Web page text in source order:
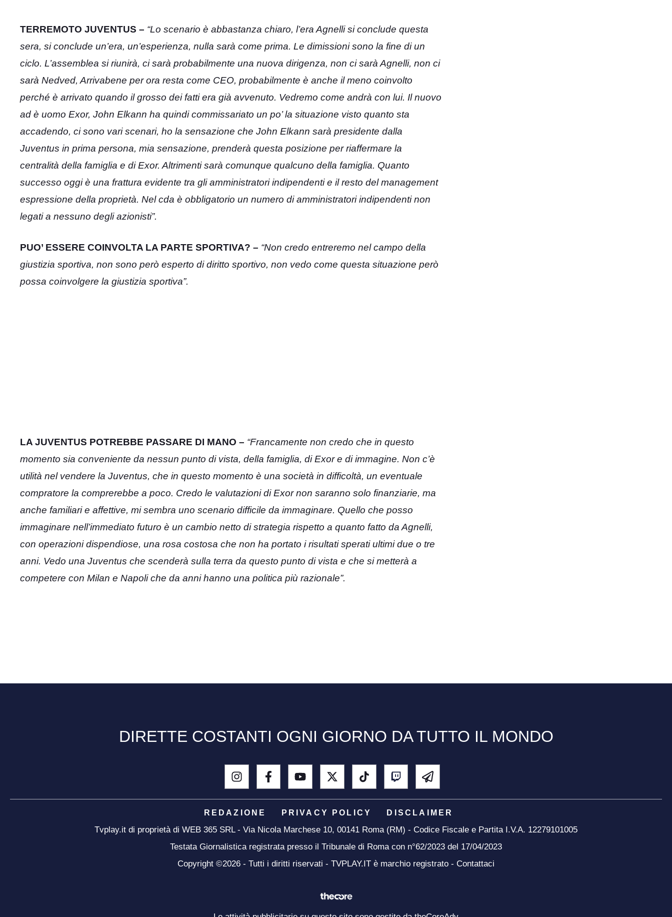
TERREMOTO JUVENTUS – “Lo scenario è abbastanza chiaro, l’era Agnelli si conclude questa
sera, si conclude un’era, un’esperienza, nulla sarà come prima. Le dimissioni sono la fine di un
ciclo. L’assemblea si riunirà, ci sarà probabilmente una nuova dirigenza, non ci sarà Agnelli, non ci
sarà Nedved, Arrivabene per ora resta come CEO, probabilmente è anche il meno coinvolto
perché è arrivato quando il grosso dei fatti era già avvenuto. Vedremo come andrà con lui. Il nuovo
ad è uomo Exor, John Elkann ha quindi commissariato un po’ la situazione visto quanto sta
accadendo, ci sono vari scenari, ho la sensazione che John Elkann sarà presidente dalla
Juventus in prima persona, mia sensazione, prenderà questa posizione per riaffermare la
centralità della famiglia e di Exor. Altrimenti sarà comunque qualcuno della famiglia. Quanto
successo oggi è una frattura evidente tra gli amministratori indipendenti e il resto del management
espressione della proprietà. Nel cda è obbligatorio un numero di amministratori indipendenti non
legati a nessuno degli azionisti”.
PUO’ ESSERE COINVOLTA LA PARTE SPORTIVA? – “Non credo entreremo nel campo della
giustizia sportiva, non sono però esperto di diritto sportivo, non vedo come questa situazione però
possa coinvolgere la giustizia sportiva”.
LA JUVENTUS POTREBBE PASSARE DI MANO – “Francamente non credo che in questo
momento sia conveniente da nessun punto di vista, della famiglia, di Exor e di immagine. Non c’è
utilità nel vendere la Juventus, che in questo momento è una società in difficoltà, un eventuale
compratore la comprerebbe a poco. Credo le valutazioni di Exor non saranno solo finanziarie, ma
anche familiari e affettive, mi sembra uno scenario difficile da immaginare. Quello che posso
immaginare nell’immediato futuro è un cambio netto di strategia rispetto a quanto fatto da Agnelli,
con operazioni dispendiose, una rosa costosa che non ha portato i risultati sperati ultimi due o tre
anni. Vedo una Juventus che scenderà sulla terra da questo punto di vista e che si metterà a
competere con Milan e Napoli che da anni hanno una politica più razionale”.
DIRETTE COSTANTI OGNI GIORNO DA TUTTO IL MONDO
REDAZIONE PRIVACY POLICY DISCLAIMER
Tvplay.it di proprietà di WEB 365 SRL - Via Nicola Marchese 10, 00141 Roma (RM) - Codice Fiscale e Partita I.V.A. 12279101005
Testata Giornalistica registrata presso il Tribunale di Roma con n°62/2023 del 17/04/2023
Copyright ©2026 - Tutti i diritti riservati - TVPLAY.IT è marchio registrato - Contattaci